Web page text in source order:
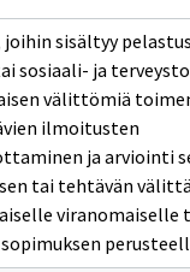
joihin sisältyy
sosiaali- ja
välittömiä
ilmoitusten
ja arviointi
tai tehtävän
viranomaiselle